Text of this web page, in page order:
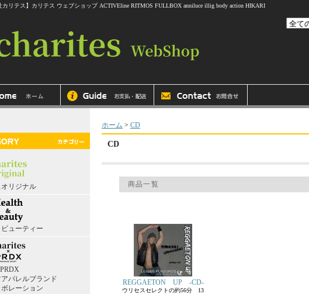
カリテス】カリテス ウェブショップ ACTIVEline RITMOS FULLBOX anniluce illig body action HIKARI
リジナル
ューティー
パレルブランド
レーション
ホーム > CD
CD
商品一覧
REGGAETON UP -CD-
ウリセスセレクトの約56分 13